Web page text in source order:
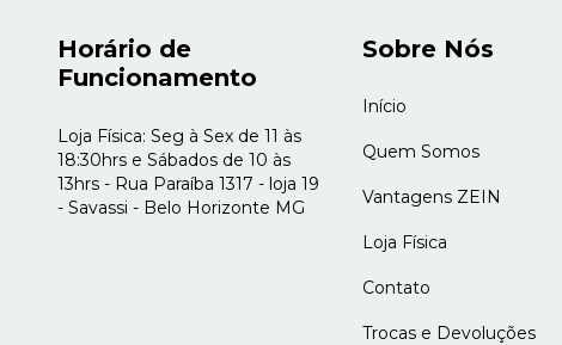
Horário de
Funcionamento
Loja Física: Seg à Sex de 11 às
18:30hrs e Sábados de 10 às
13hrs - Rua Paraíba 1317 - loja 19
- Savassi - Belo Horizonte MG
Sobre Nós
Início
Quem Somos
Vantagens ZEIN
Loja Física
Contato
Trocas e Devoluções